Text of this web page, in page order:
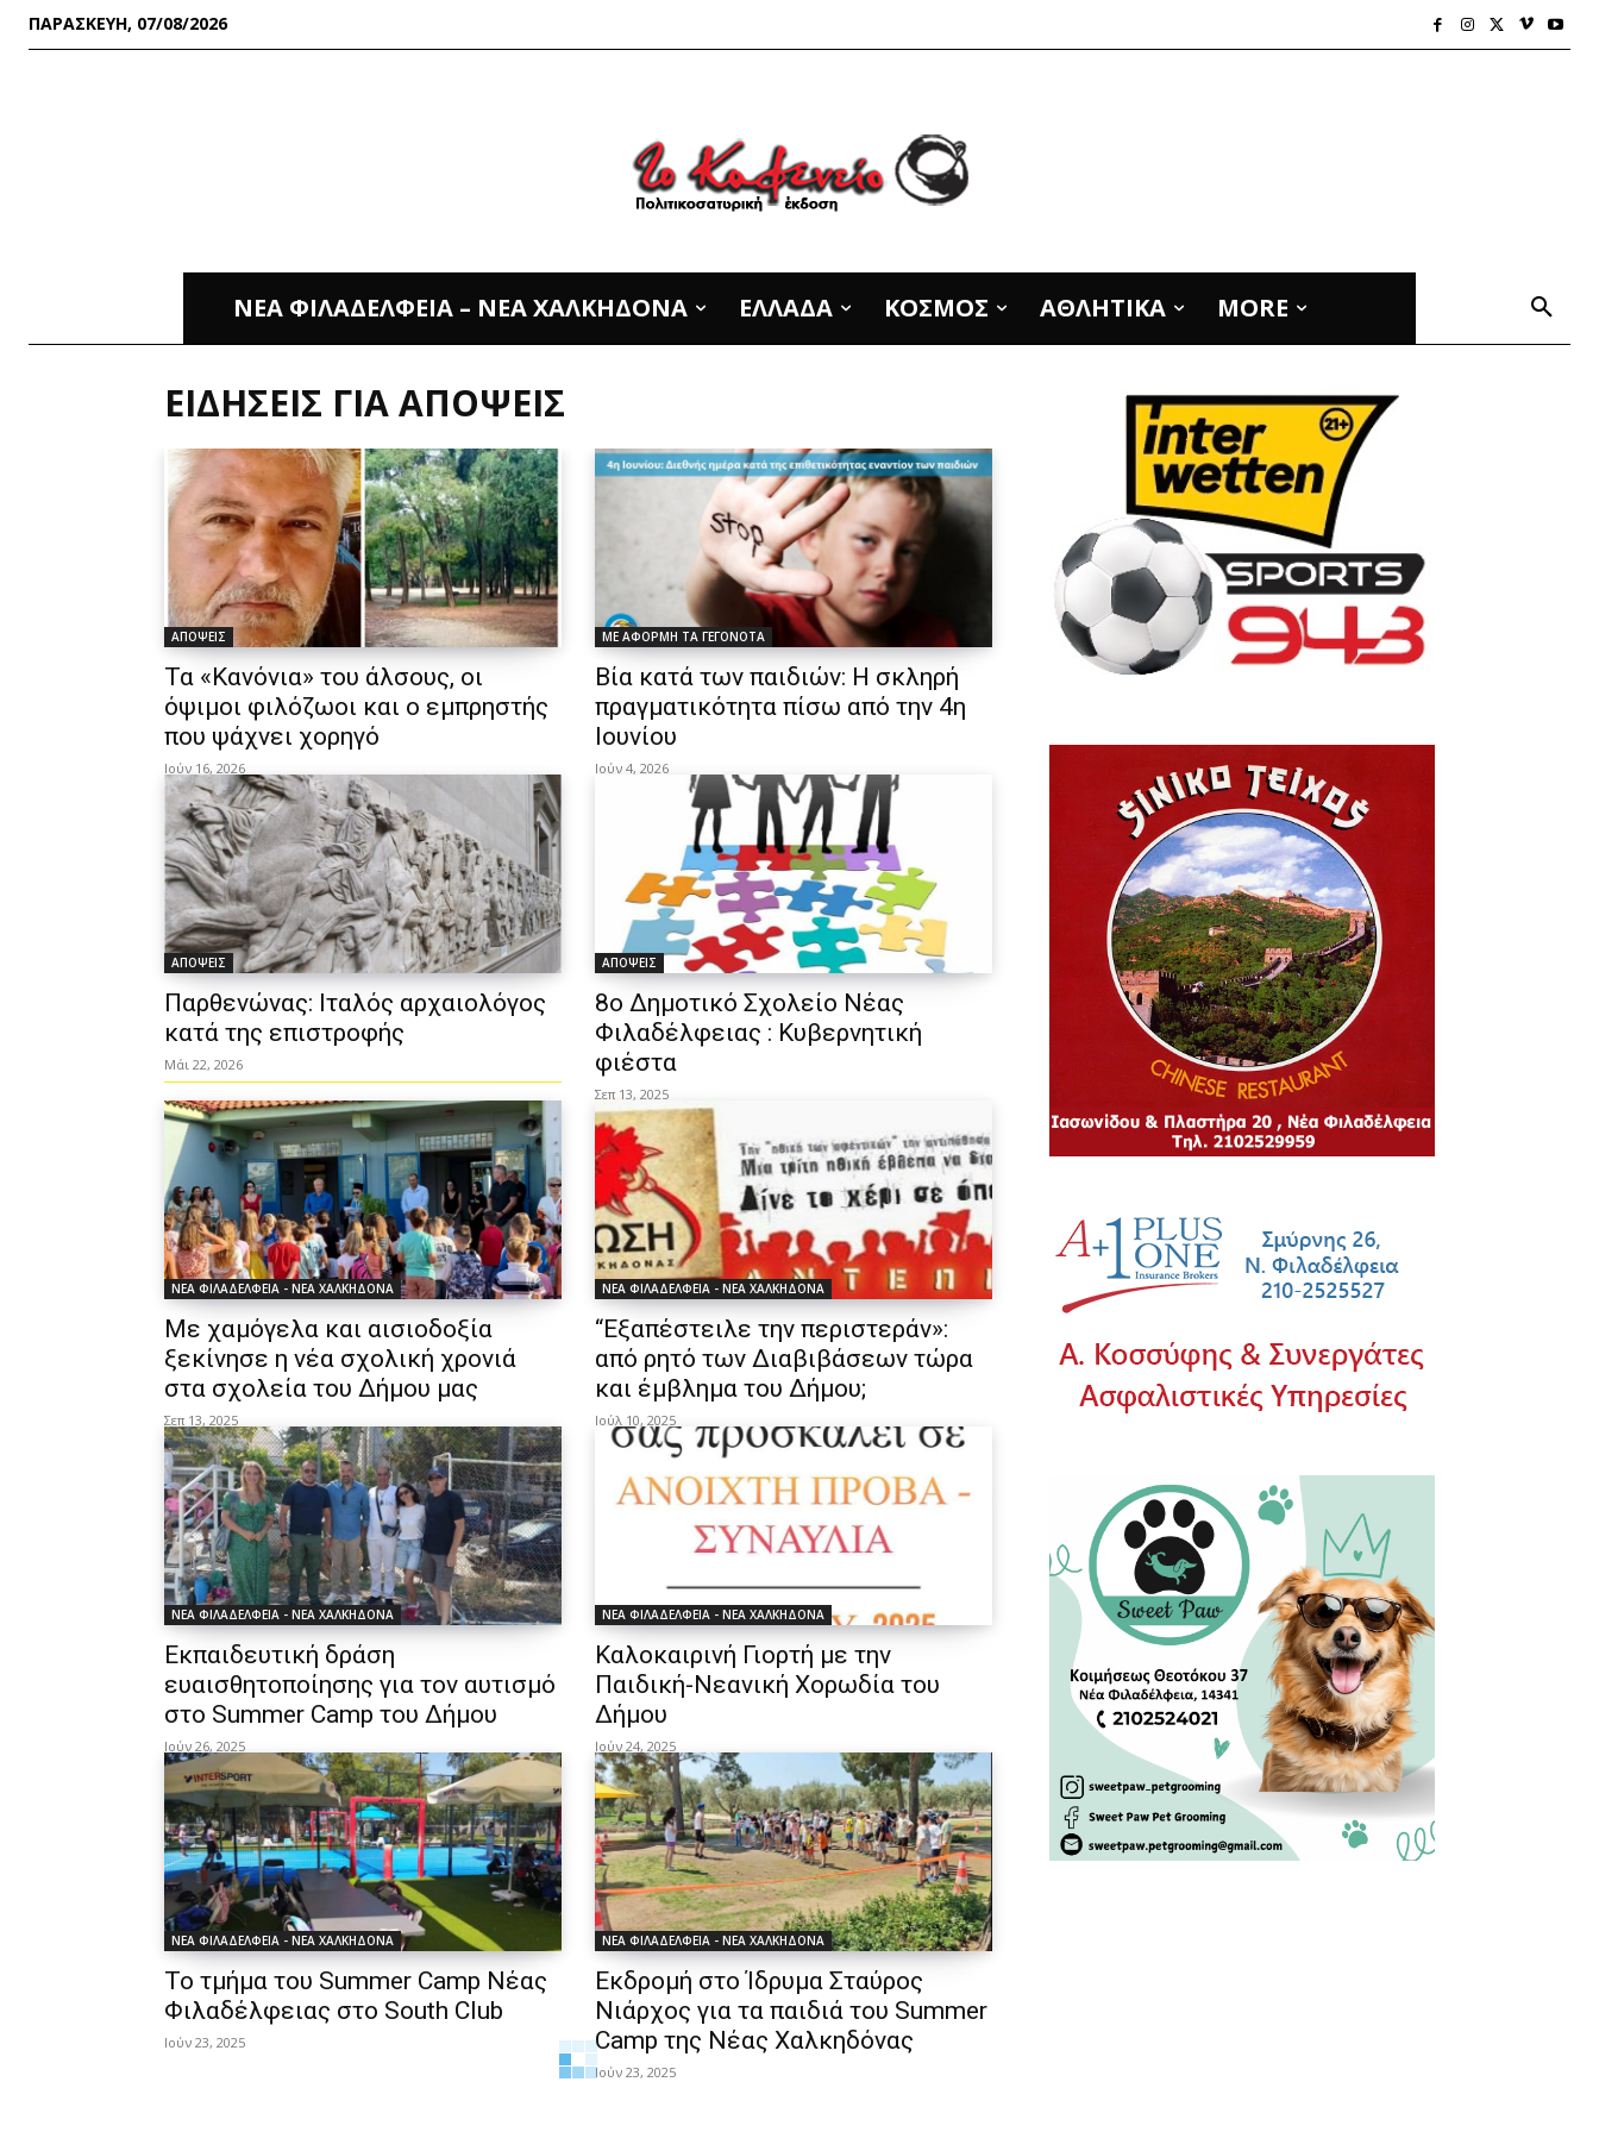
ΠΑΡΑΣΚΕΥΉ, 07/08/2026
ΝΕΑ ΦΙΛΑΔΕΛΦΕΙΑ – ΝΕΑ ΧΑΛΚΗΔΟΝΑ ΕΛΛΑΔΑ ΚΟΣΜΟΣ ΑΘΛΗΤΙΚΑ MORE
ΕΙΔΉΣΕΙΣ ΓΙΑΑΠΟΨΕΙΣ
ΑΠΟΨΕΙΣ
Τα «Κανόνια» του άλσους, οι
όψιμοι φιλόζωοι και ο εμπρηστής
που ψάχνει χορηγό
Ιούν 16, 2026
ΜΕ ΑΦΟΡΜΗ ΤΑ ΓΕΓΟΝΟΤΑ
Βία κατά των παιδιών: Η σκληρή
πραγματικότητα πίσω από την 4η
Ιουνίου
Ιούν 4, 2026
ΑΠΟΨΕΙΣ
Παρθενώνας: Ιταλός αρχαιολόγος
κατά της επιστροφής
Μάι 22, 2026
ΑΠΟΨΕΙΣ
8ο Δημοτικό Σχολείο Νέας
Φιλαδέλφειας : Κυβερνητική
φιέστα
Σεπ 13, 2025
ΝΕΑ ΦΙΛΑΔΕΛΦΕΙΑ - ΝΕΑ ΧΑΛΚΗΔΟΝΑ
Με χαμόγελα και αισιοδοξία
ξεκίνησε η νέα σχολική χρονιά
στα σχολεία του Δήμου μας
Σεπ 13, 2025
ΝΕΑ ΦΙΛΑΔΕΛΦΕΙΑ - ΝΕΑ ΧΑΛΚΗΔΟΝΑ
“Εξαπέστειλε την περιστεράν»:
από ρητό των Διαβιβάσεων τώρα
και έμβλημα του Δήμου;
Ιούλ 10, 2025
ΝΕΑ ΦΙΛΑΔΕΛΦΕΙΑ - ΝΕΑ ΧΑΛΚΗΔΟΝΑ
Εκπαιδευτική δράση
ευαισθητοποίησης για τον αυτισμό
στο Summer Camp του Δήμου
Ιούν 26, 2025
ΝΕΑ ΦΙΛΑΔΕΛΦΕΙΑ - ΝΕΑ ΧΑΛΚΗΔΟΝΑ
Καλοκαιρινή Γιορτή με την
Παιδική-Νεανική Χορωδία του
Δήμου
Ιούν 24, 2025
ΝΕΑ ΦΙΛΑΔΕΛΦΕΙΑ - ΝΕΑ ΧΑΛΚΗΔΟΝΑ
Το τμήμα του Summer Camp Νέας
Φιλαδέλφειας στο South Club
Ιούν 23, 2025
ΝΕΑ ΦΙΛΑΔΕΛΦΕΙΑ - ΝΕΑ ΧΑΛΚΗΔΟΝΑ
Εκδρομή στο Ίδρυμα Σταύρος
Νιάρχος για τα παιδιά του Summer
Camp της Νέας Χαλκηδόνας
Ιούν 23, 2025